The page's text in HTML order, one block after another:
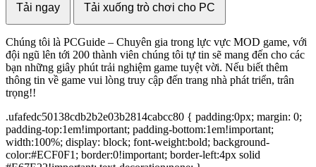
Tải ngay Tải xuống trò chơi cho PC
Chúng tôi là PCGuide – Chuyên gia trong lực vực MOD game, với
đội ngũ lên tới 200 thành viên chúng tôi tự tin sẽ mang đến cho các
bạn những giây phút trải nghiệm game tuyệt vời. Nếu biết thêm
thông tin về game vui lòng truy cập đến trang nhà phát triển, trân
trọng!!
.ufafedc50138cdb2b2e03b2814cabcc80 { padding:0px; margin: 0;
padding-top:1em!important; padding-bottom:1em!important;
width:100%; display: block; font-weight:bold; background-
color:#ECF0F1; border:0!important; border-left:4px solid